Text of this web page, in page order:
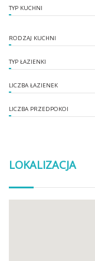
TYP KUCHNI
RODZAJ KUCHNI
TYP ŁAZIENKI
LICZBA ŁAZIENEK
LICZBA PRZEDPOKOI
LOKALIZACJA